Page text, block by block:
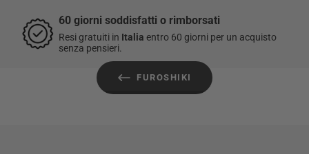
60 giorni soddisfatti o rimborsati
Resi gratuiti in Italia entro 60 giorni per un acquisto
senza pensieri.
FUROSHIKI